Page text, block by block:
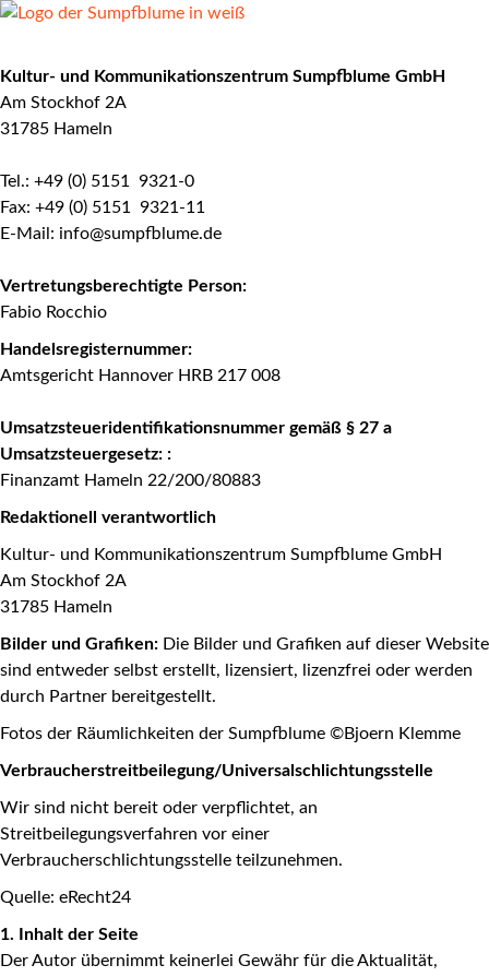
Kultur- und Kommunikationszentrum Sumpfblume GmbH
Am Stockhof 2A
31785 Hameln
Tel.: +49 (0) 5151 9321-0
Fax: +49 (0) 5151 9321-11
E-Mail: ed.emulbfpmus@ofni
Vertretungsberechtigte Person:
Fabio Rocchio
Handelsregisternummer:
Amtsgericht Hannover HRB 217 008
Umsatzsteueridentifikationsnummer gemäß § 27 a
Umsatzsteuergesetz: :
Finanzamt Hameln 22/200/80883
Redaktionell verantwortlich
Kultur- und Kommunikationszentrum Sumpfblume GmbH
Am Stockhof 2A
31785 Hameln
Bilder und Grafiken: Die Bilder und Grafiken auf dieser Website
sind entweder selbst erstellt, lizensiert, lizenzfrei oder werden
durch Partner bereitgestellt.
Fotos der Räumlichkeiten der Sumpfblume ©Bjoern Klemme
Verbraucherstreitbeilegung/Universalschlichtungsstelle
Wir sind nicht bereit oder verpflichtet, an
Streitbeilegungsverfahren vor einer
Verbraucherschlichtungsstelle teilzunehmen.
Quelle: eRecht24
1. Inhalt der Seite
Der Autor übernimmt keinerlei Gewähr für die Aktualität,